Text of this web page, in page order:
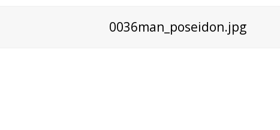
0036man_poseidon.jpg